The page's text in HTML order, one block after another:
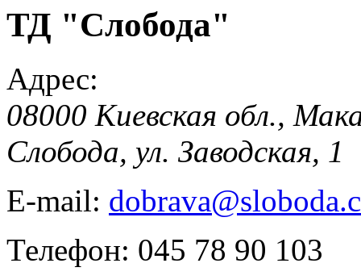
ТД "Слобода"
Адрес:
08000 Киевская обл.,
Слобода, ул. Заводская, 1
E-mail:
Телефон: 045 78 90 103